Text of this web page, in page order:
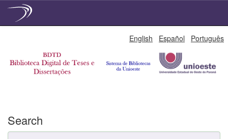
English Español Português
Search